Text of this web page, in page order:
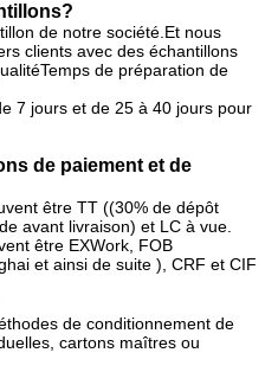
de notre société.Et nous
clients avec des échantillons
de préparation de
7 jours et de 25 à 40 jours pour
de paiement et de
être TT ((30% de dépôt
avant livraison) et LC à vue.
être EXWork, FOB
et ainsi de suite ), CRF et CIF
de conditionnement de
cartons maîtres ou